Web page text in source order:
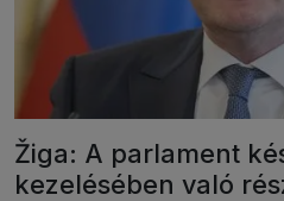
Žiga: A parlament
kezelésében való